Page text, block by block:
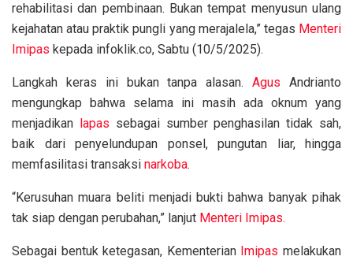
rehabilitasi dan pembinaan. Bukan tempat menyusun ulang
kejahatan atau praktik pungli yang merajalela,” tegas Menteri
Imipas kepada infoklik.co, Sabtu (10/5/2025).
Langkah keras ini bukan tanpa alasan.Agus Andrianto
mengungkap bahwa selama ini masih ada oknum yang
menjadikan lapas sebagai sumber penghasilan tidak sah,
baik dari penyelundupan ponsel, pungutan liar, hingga
memfasilitasi transaksi narkoba.
“Kerusuhan muara beliti menjadi bukti bahwa banyak pihak
tak siap dengan perubahan,” lanjut Menteri Imipas.
Sebagai bentuk ketegasan, Kementerian Imipas melakukan